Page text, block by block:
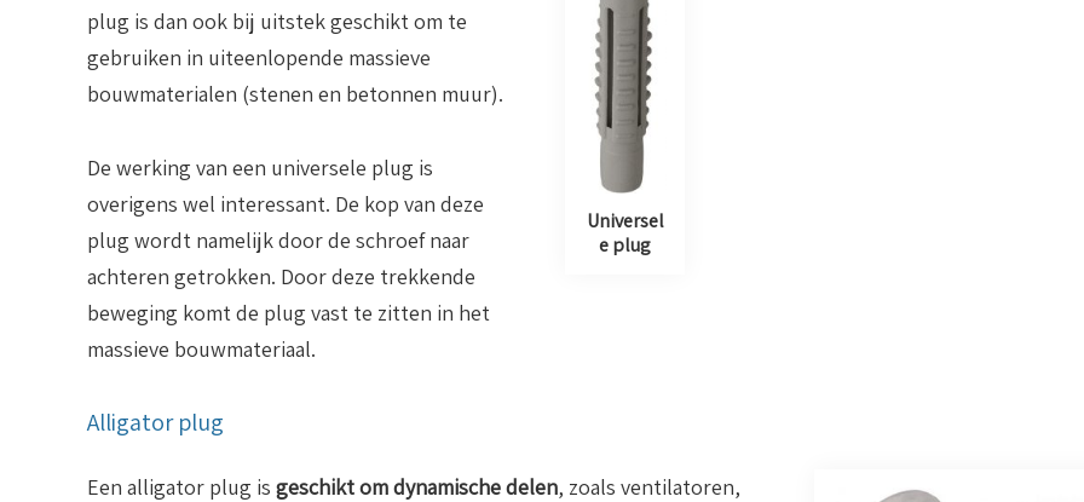
Universel
e plug
plug is dan ook bij uitstek geschikt om te
gebruiken in uiteenlopende massieve
bouwmaterialen (stenen en betonnen muur).
De werking van een universele plug is
overigens wel interessant. De kop van deze
plug wordt namelijk door de schroef naar
achteren getrokken. Door deze trekkende
beweging komt de plug vast te zitten in het
massieve bouwmateriaal.
Alligator plug
Een alligator plug is geschikt om dynamische delen, zoals ventilatoren,